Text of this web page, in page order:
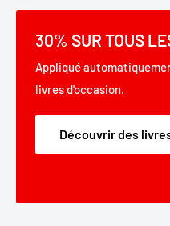
30% SUR TOUS
Appliqué
livres d'occasion.
Découvrir des